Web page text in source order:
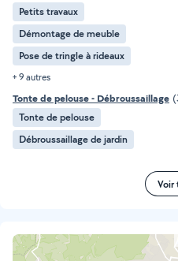
Petits travaux
Démontage de meuble
Pose de tringle à rideaux
+ 9 autres
Tonte de pelouse - Débroussaillage
Tonte de pelouse
Débroussaillage de jardin
Voir